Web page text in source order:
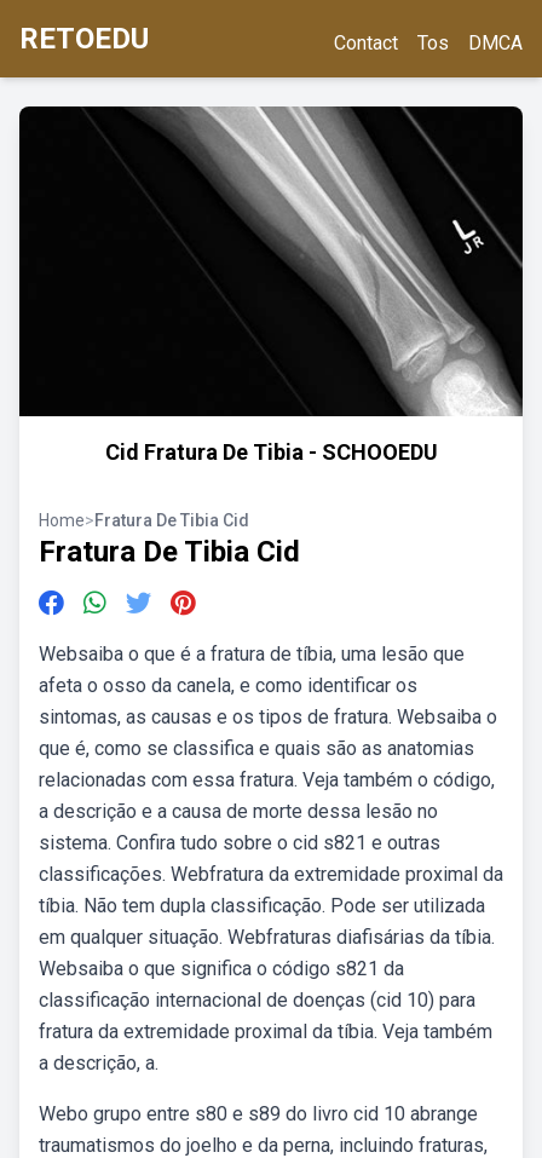
RETOEDU Contact Tos DMCA
Cid Fratura De Tibia - SCHOOEDU
Home>Fratura De Tibia Cid
Fratura De Tibia Cid
Websaiba o que é a fratura de tíbia, uma lesão que
afeta o osso da canela, e como identificar os
sintomas, as causas e os tipos de fratura. Websaiba o
que é, como se classifica e quais são as anatomias
relacionadas com essa fratura. Veja também o código,
a descrição e a causa de morte dessa lesão no
sistema. Confira tudo sobre o cid s821 e outras
classificações. Webfratura da extremidade proximal da
tíbia. Não tem dupla classificação. Pode ser utilizada
em qualquer situação. Webfraturas diafisárias da tíbia.
Websaiba o que significa o código s821 da
classificação internacional de doenças (cid 10) para
fratura da extremidade proximal da tíbia. Veja também
a descrição, a.
Webo grupo entre s80 e s89 do livro cid 10 abrange
traumatismos do joelho e da perna, incluindo fraturas,